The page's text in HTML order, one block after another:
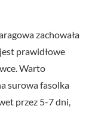
zachowała
prawidłowe
Warto
surowa fasolka
przez 5-7 dni,